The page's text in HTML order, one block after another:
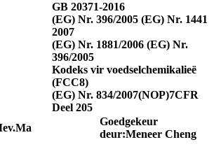
GB 20371-2016
(EG) Nr. 396/2005 (EG) Nr. 1441
2007
(EG) Nr. 1881/2006 (EG) Nr.
396/2005
Kodeks vir voedselchemikalieë
(FCC8)
(EG) Nr. 834/2007(NOP)7CFR
Deel 205
Ma
Goedgekeur
deur:Meneer Cheng